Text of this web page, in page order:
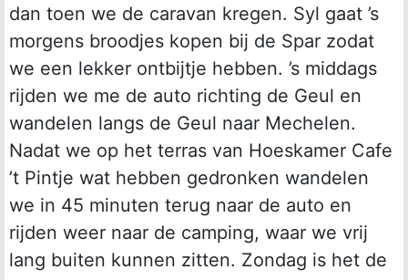
dan toen we de caravan kregen. Syl gaat ’s
morgens broodjes kopen bij de Spar zodat
we een lekker ontbijtje hebben. ’s middags
rijden we me de auto richting de Geul en
wandelen langs de Geul naar Mechelen.
Nadat we op het terras van Hoeskamer Cafe
’t Pintje wat hebben gedronken wandelen
we in 45 minuten terug naar de auto en
rijden weer naar de camping, waar we vrij
lang buiten kunnen zitten. Zondag is het de